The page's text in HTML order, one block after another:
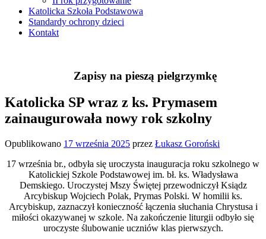
Katolicka Szkoła Podstawowa
Standardy ochrony dzieci
Kontakt
Zapisy na pieszą pielgrzymkę
Katolicka SP wraz z ks. Prymasem
zainaugurowała nowy rok szkolny
Opublikowano 17 września 2025 przez Łukasz Goroński
17 września br., odbyła się uroczysta inauguracja roku szkolnego w
Katolickiej Szkole Podstawowej im. bł. ks. Władysława
Demskiego. Uroczystej Mszy Świętej przewodniczył Ksiądz
Arcybiskup Wojciech Polak, Prymas Polski. W homilii ks.
Arcybiskup, zaznaczył konieczność łączenia słuchania Chrystusa i
miłości okazywanej w szkole. Na zakończenie liturgii odbyło się
uroczyste ślubowanie uczniów klas pierwszych.